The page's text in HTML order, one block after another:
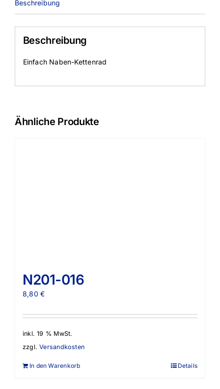
Beschreibung
Beschreibung
Einfach Naben-Kettenrad
Ähnliche Produkte
N201-016
8,80€
inkl. 19 % MwSt.
zzgl.Versandkosten
In den Warenkorb Details